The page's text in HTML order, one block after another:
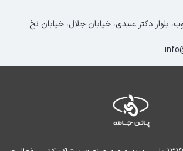
بلوار دکتر عبیدی، خیابان جلال، خیابان نخ